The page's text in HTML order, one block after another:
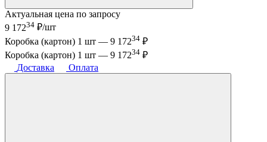
Актуальная цена по запросу
9 17234 ₽/шт
Коробка (картон) 1 шт — 9 17234 ₽
Коробка (картон) 1 шт — 9 17234 ₽
Доставка
Оплата